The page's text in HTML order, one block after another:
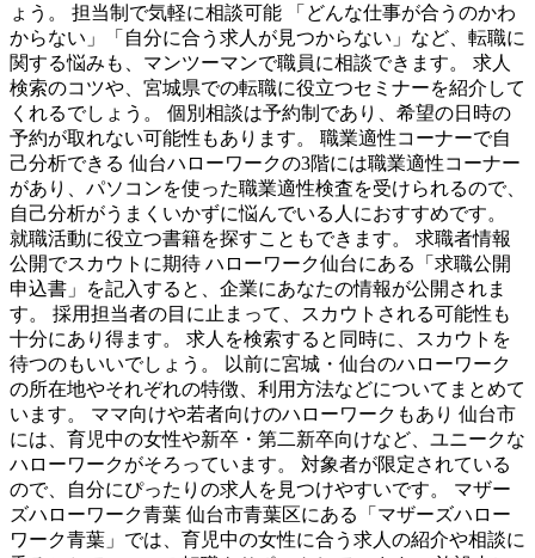
ょう。 担当制で気軽に相談可能 「どんな仕事が合うのかわ
からない」「自分に合う求人が見つからない」など、転職に
関する悩みも、マンツーマンで職員に相談できます。 求人
検索のコツや、宮城県での転職に役立つセミナーを紹介して
くれるでしょう。 個別相談は予約制であり、希望の日時の
予約が取れない可能性もあります。 職業適性コーナーで自
己分析できる 仙台ハローワークの3階には職業適性コーナー
があり、パソコンを使った職業適性検査を受けられるので、
自己分析がうまくいかずに悩んでいる人におすすめです。
就職活動に役立つ書籍を探すこともできます。 求職者情報
公開でスカウトに期待 ハローワーク仙台にある「求職公開
申込書」を記入すると、企業にあなたの情報が公開されま
す。 採用担当者の目に止まって、スカウトされる可能性も
十分にあり得ます。 求人を検索すると同時に、スカウトを
待つのもいいでしょう。 以前に宮城・仙台のハローワーク
の所在地やそれぞれの特徴、利用方法などについてまとめて
います。 ママ向けや若者向けのハローワークもあり 仙台市
には、育児中の女性や新卒・第二新卒向けなど、ユニークな
ハローワークがそろっています。 対象者が限定されている
ので、自分にぴったりの求人を見つけやすいです。 マザー
ズハローワーク青葉 仙台市青葉区にある「マザーズハロー
ワーク青葉」では、育児中の女性に合う求人の紹介や相談に